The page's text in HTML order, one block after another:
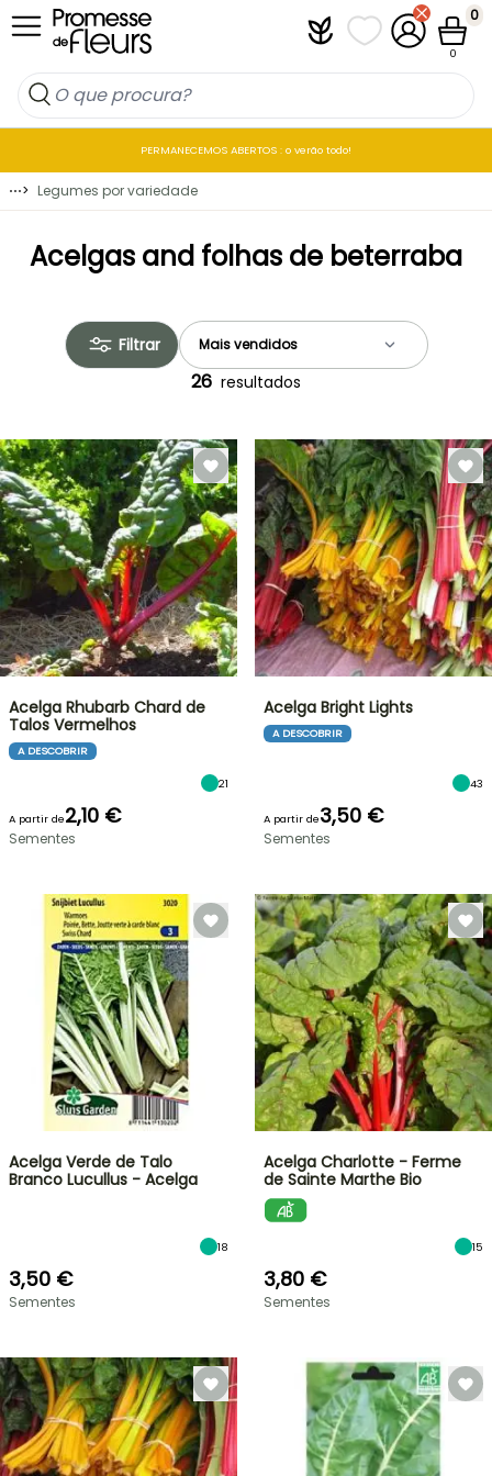
Ir para o Conteúdo PlantfitAs minhas listas
A minha
0
0
PERMANECEMOS ABERTOS : o verão todo!
⋯> Legumes por variedade
Acelgas and folhas de beterraba
Filtrar
26 resultados
VENDAS
RELÂMPAGO
Acelga Rhubarb Chard de
Talos Vermelhos
A DESCOBRIR
21
A partir de2,10 €
Sementes
Acelga Bright Lights
A DESCOBRIR
43
A partir de3,50 €
Sementes
Acelga Verde de Talo
Branco Lucullus - Acelga
18
3,50 €
Sementes
Acelga Charlotte - Ferme
de Sainte Marthe Bio
15
3,80 €
Sementes